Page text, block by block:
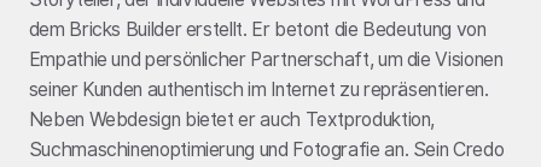
dem Bricks Builder erstellt. Er betont die Bedeutung von
Empathie und persönlicher Partnerschaft, um die Visionen
seiner Kunden authentisch im Internet zu repräsentieren.
Neben Webdesign bietet er auch Textproduktion,
Suchmaschinenoptimierung und Fotografie an. Sein Credo